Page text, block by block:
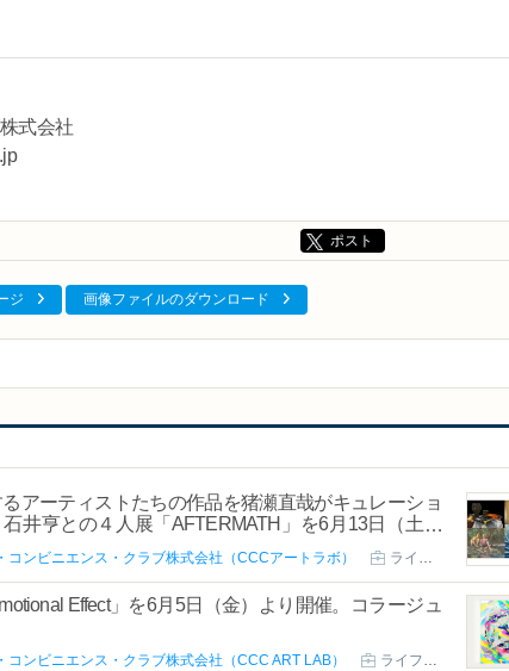
株式会社
ポスト
ジ 画像ファイルのダウンロード
アーティストたちの作品を猪瀬直哉がキュレーショ
井亨との４人展「AFTERMATH」を6月13日（土）
コンビニエンス・クラブ株式会社（CCCアートラボ） ライフスタイル
Effect」を6月5日（金）より開催。コラージュ
コンビニエンス・クラブ株式会社（CCC ART LAB） ライフスタイル